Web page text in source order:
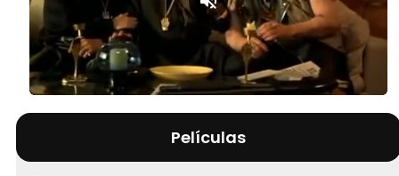
Unmute
:
16.64%
Películas